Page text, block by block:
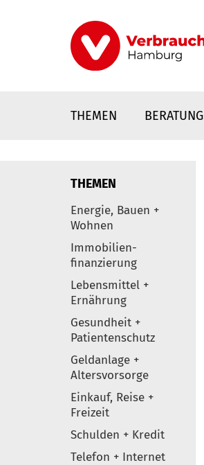
THEMEN BERATUNG
Elemente
THEMEN
Energie, Bauen +
Wohnen
Immobilien-
finanzierung
Lebensmittel +
Ernährung
Gesundheit +
Patientenschutz
Geldanlage +
Altersvorsorge
Einkauf, Reise +
Freizeit
Schulden + Kredit
Telefon + Internet